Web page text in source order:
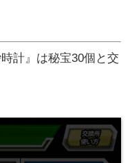
計』は秘宝30個と交